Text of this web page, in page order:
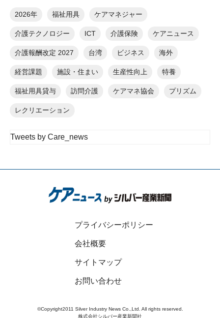
2026年 福祉用具 ケアマネジャー
介護テクノロジー ICT 介護保険 ケアニュース
介護報酬改定 2027 台湾 ビジネス 海外
経営課題 施設・住まい 生産性向上 特養
福祉用具貸与 訪問介護 ケアマネ協会 プリズム
レクリエーション
Tweets by Care_news
プライバシーポリシー
会社概要
サイトマップ
お問い合わせ
©Copyright2011 Silver Industry News Co.,Ltd. All rights reserved.
株式会社シルバー産業新聞社